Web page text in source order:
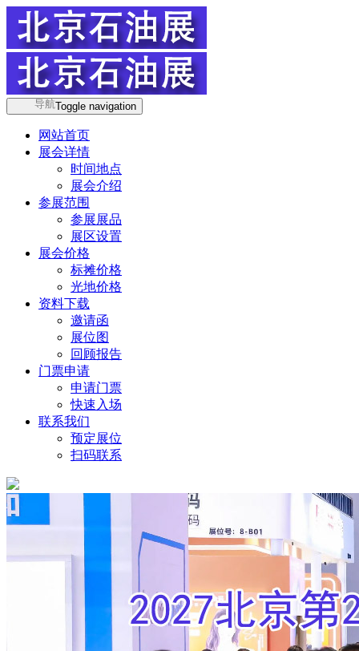
导航Toggle navigation
网站首页
展会详情
时间地点
展会介绍
参展范围
参展展品
展区设置
展会价格
标摊价格
光地价格
资料下载
邀请函
展位图
回顾报告
门票申请
申请门票
快速入场
联系我们
预定展位
扫码联系